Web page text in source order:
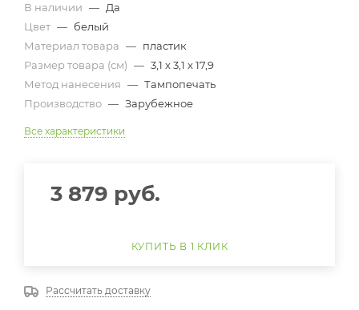
В наличии — Да
Цвет — белый
Материал товара — пластик
Размер товара (см) — 3,1 x 3,1 x 17,9
Метод нанесения — Тампопечать
Производство — Зарубежное
Все характеристики
3 879 руб.
КУПИТЬ В 1 КЛИК
Рассчитать доставку